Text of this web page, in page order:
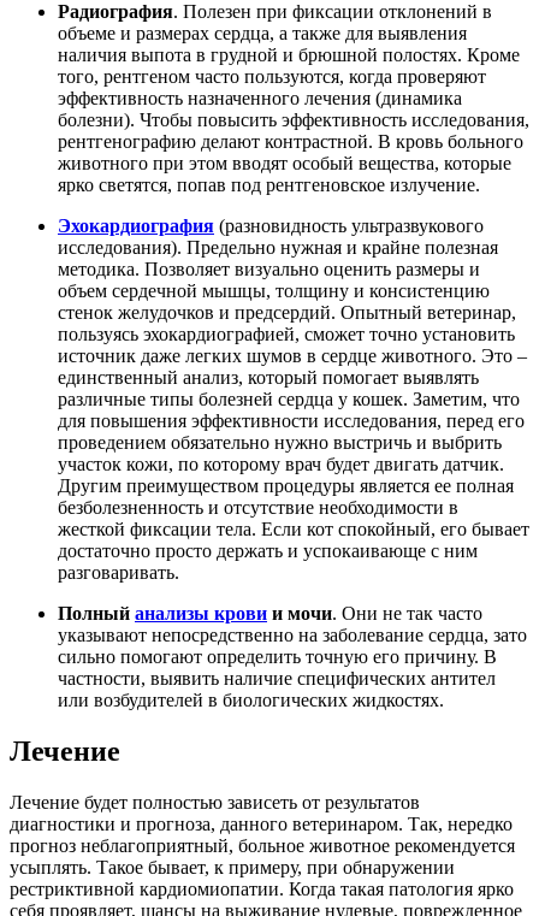
Радиография. Полезен при фиксации отклонений в
объеме и размерах сердца, а также для выявления
наличия выпота в грудной и брюшной полостях. Кроме
того, рентгеном часто пользуются, когда проверяют
эффективность назначенного лечения (динамика
болезни). Чтобы повысить эффективность исследования,
рентгенографию делают контрастной. В кровь больного
животного при этом вводят особый вещества, которые
ярко светятся, попав под рентгеновское излучение.
Эхокардиография (разновидность ультразвукового
исследования). Предельно нужная и крайне полезная
методика. Позволяет визуально оценить размеры и
объем сердечной мышцы, толщину и консистенцию
стенок желудочков и предсердий. Опытный ветеринар,
пользуясь эхокардиографией, сможет точно установить
источник даже легких шумов в сердце животного. Это –
единственный анализ, который помогает выявлять
различные типы болезней сердца у кошек. Заметим, что
для повышения эффективности исследования, перед его
проведением обязательно нужно выстричь и выбрить
участок кожи, по которому врач будет двигать датчик.
Другим преимуществом процедуры является ее полная
безболезненность и отсутствие необходимости в
жесткой фиксации тела. Если кот спокойный, его бывает
достаточно просто держать и успокаивающе с ним
разговаривать.
Полный анализы крови и мочи. Они не так часто
указывают непосредственно на заболевание сердца, зато
сильно помогают определить точную его причину. В
частности, выявить наличие специфических антител
или возбудителей в биологических жидкостях.
Лечение
Лечение будет полностью зависеть от результатов
диагностики и прогноза, данного ветеринаром. Так, нередко
прогноз неблагоприятный, больное животное рекомендуется
усыплять. Такое бывает, к примеру, при обнаружении
рестриктивной кардиомиопатии. Когда такая патология ярко
себя проявляет, шансы на выживание нулевые, поврежденное